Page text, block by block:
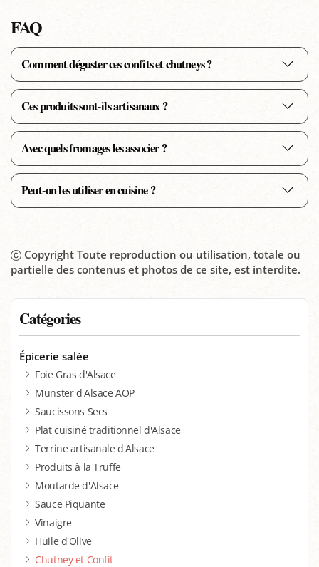
Catégories
Épicerie salée
Foie Gras d'Alsace
Munster d'Alsace AOP
Saucissons Secs
Plat cuisiné traditionnel d'Alsace
Terrine artisanale d'Alsace
Produits à la Truffe
Moutarde d'Alsace
Sauce Piquante
Vinaigre
Huile d'Olive
Chutney et Confit
FAQ
Comment déguster ces confits et chutneys ?
Ces produits sont-ils artisanaux ?
Avec quels fromages les associer ?
Peut-on les utiliser en cuisine ?
Copyright Toute reproduction ou utilisation, totale ou
partielle des contenus et photos de ce site, est interdite.